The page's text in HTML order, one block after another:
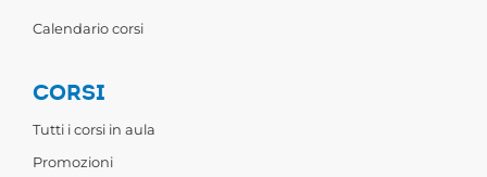
Calendario corsi
CORSI
Tutti i corsi in aula
Promozioni